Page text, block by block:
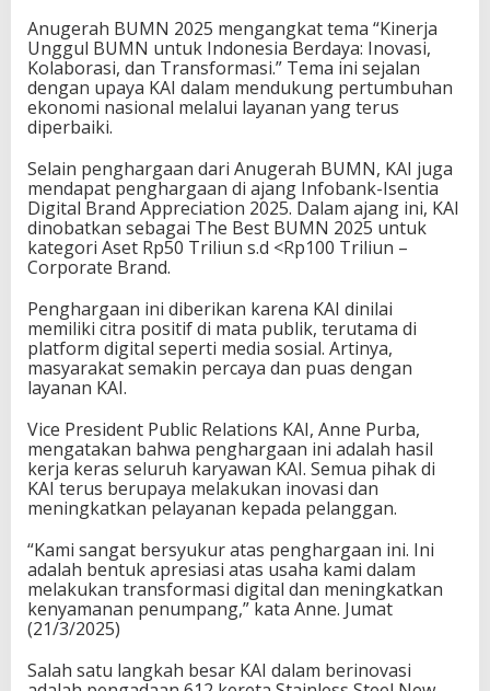
Anugerah BUMN 2025 mengangkat tema “Kinerja
Unggul BUMN untuk Indonesia Berdaya: Inovasi,
Kolaborasi, dan Transformasi.” Tema ini sejalan
dengan upaya KAI dalam mendukung pertumbuhan
ekonomi nasional melalui layanan yang terus
diperbaiki.
Selain penghargaan dari Anugerah BUMN, KAI juga
mendapat penghargaan di ajang Infobank-Isentia
Digital Brand Appreciation 2025. Dalam ajang ini, KAI
dinobatkan sebagai The Best BUMN 2025 untuk
kategori Aset Rp50 Triliun s.d <Rp100 Triliun –
Corporate Brand.
Penghargaan ini diberikan karena KAI dinilai
memiliki citra positif di mata publik, terutama di
platform digital seperti media sosial. Artinya,
masyarakat semakin percaya dan puas dengan
layanan KAI.
Vice President Public Relations KAI, Anne Purba,
mengatakan bahwa penghargaan ini adalah hasil
kerja keras seluruh karyawan KAI. Semua pihak di
KAI terus berupaya melakukan inovasi dan
meningkatkan pelayanan kepada pelanggan.
“Kami sangat bersyukur atas penghargaan ini. Ini
adalah bentuk apresiasi atas usaha kami dalam
melakukan transformasi digital dan meningkatkan
kenyamanan penumpang,” kata Anne. Jumat
(21/3/2025)
Salah satu langkah besar KAI dalam berinovasi